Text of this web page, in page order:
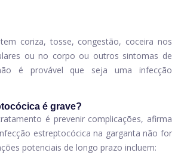
coriza, tosse, congestão, coceira nos
ou no corpo ou outros sintomas de
é provável que seja uma infecção
é grave?
é prevenir complicações, afirma
estreptocócica na garganta não for
potenciais de longo prazo incluem: